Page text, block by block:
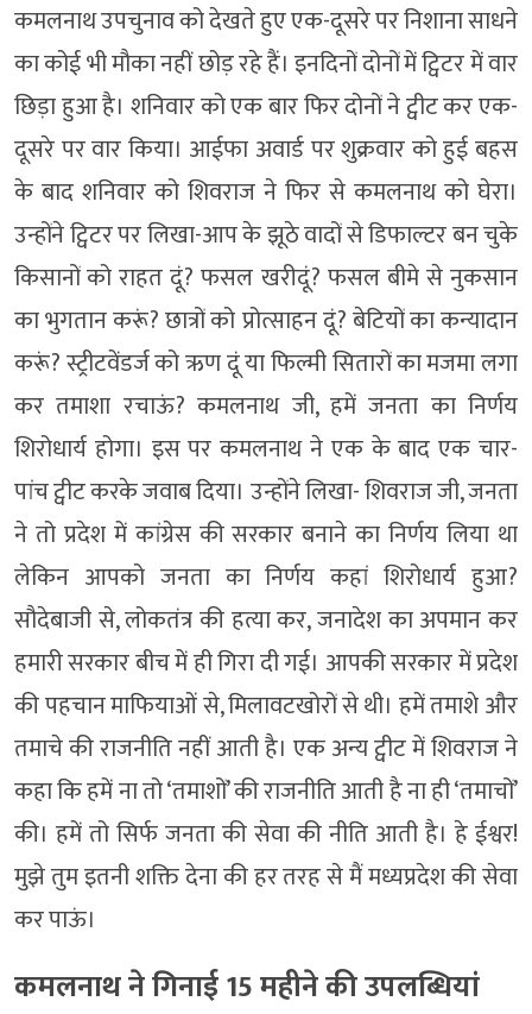
कमलनाथ उपचुनाव को देखते हुए एक-दूसरे पर निशाना साधने
का कोई भी मौका नहीं छोड़ रहे हैं। इनदिनों दोनों में ट्विटर में वार
छिड़ा हुआ है। शनिवार को एक बार फिर दोनों ने ट्वीट कर एक-
दूसरे पर वार किया। आईफा अवार्ड पर शुक्रवार को हुई बहस
के बाद शनिवार को शिवराज ने फिर से कमलनाथ को घेरा।
उन्होंने ट्विटर पर लिखा-आप के झूठे वादों से डिफाल्टर बन चुके
किसानों को राहत दूं? फसल खरीदूं? फसल बीमे से नुकसान
का भुगतान करूं? छात्रों को प्रोत्साहन दूं? बेटियों का कन्यादान
करूं? स्ट्रीटवेंडर्ज को ऋण दूं या फिल्मी सितारों का मजमा लगा
कर तमाशा रचाऊं? कमलनाथ जी, हमें जनता का निर्णय
शिरोधार्य होगा। इस पर कमलनाथ ने एक के बाद एक चार-
पांच ट्वीट करके जवाब दिया। उन्होंने लिखा- शिवराज जी, जनता
ने तो प्रदेश में कांग्रेस की सरकार बनाने का निर्णय लिया था
लेकिन आपको जनता का निर्णय कहां शिरोधार्य हुआ?
सौदेबाजी से, लोकतंत्र की हत्या कर, जनादेश का अपमान कर
हमारी सरकार बीच में ही गिरा दी गई। आपकी सरकार में प्रदेश
की पहचान माफियाओं से, मिलावटखोरों से थी। हमें तमाशे और
तमाचे की राजनीति नहीं आती है। एक अन्य ट्वीट में शिवराज ने
कहा कि हमें ना तो ‘तमाशों’ की राजनीति आती है ना ही ‘तमाचों’
की। हमें तो सिर्फ जनता की सेवा की नीति आती है। हे ईश्वर!
मुझे तुम इतनी शक्ति देना की हर तरह से मैं मध्यप्रदेश की सेवा
कर पाऊं।
कमलनाथ ने गिनाई 15 महीने की उपलब्धियां